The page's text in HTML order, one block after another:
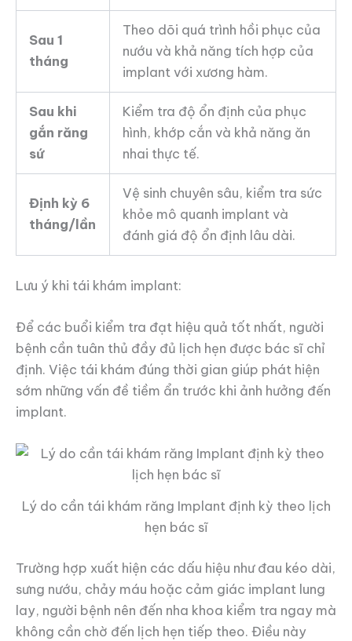
Sau 1
tháng
Theo dõi quá trình hồi phục của
nướu và khả năng tích hợp của
implant với xương hàm.
Sau khi
gắn răng
sứ
Kiểm tra độ ổn định của phục
hình, khớp cắn và khả năng ăn
nhai thực tế.
Định kỳ 6
tháng/lần
Vệ sinh chuyên sâu, kiểm tra sức
khỏe mô quanh implant và
đánh giá độ ổn định lâu dài.
Lưu ý khi tái khám implant:
Để các buổi kiểm tra đạt hiệu quả tốt nhất, người
bệnh cần tuân thủ đầy đủ lịch hẹn được bác sĩ chỉ
định. Việc tái khám đúng thời gian giúp phát hiện
sớm những vấn đề tiềm ẩn trước khi ảnh hưởng đến
implant.
Lý do cần tái khám răng Implant định kỳ theo lịch
hẹn bác sĩ
Trường hợp xuất hiện các dấu hiệu như đau kéo dài,
sưng nướu, chảy máu hoặc cảm giác implant lung
lay, người bệnh nên đến nha khoa kiểm tra ngay mà
không cần chờ đến lịch hẹn tiếp theo. Điều này